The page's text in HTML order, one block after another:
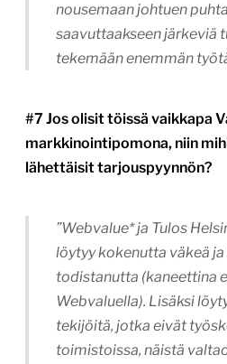
nousemaan johtuen
saavuttaakseen järkeviä
tekemään enemmän
#7 Jos olisit töissä vaikkapa
markkinointipomona, niin
lähettäisit tarjouspyynnön?
”Webvalue*ja Tulos
löytyy kokenutta väkeä ja
todistanutta (kaneettina
Webvaluella). Lisäksi
tekijöitä, jotka eivät
toimistoissa, näistä